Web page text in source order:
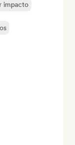
impacto